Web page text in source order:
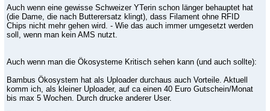
Auch wenn eine gewisse Schweizer YTerin schon länger behauptet hat
(die Dame, die nach Butterersatz klingt), dass Filament ohne RFID
Chips nicht mehr gehen wird. - Wie das auch immer umgesetzt werden
soll, wenn man kein AMS nutzt.
Auch wenn man die Ökosysteme Kritisch sehen kann (und auch sollte):
Bambus Ökosystem hat als Uploader durchaus auch Vorteile. Aktuell
komm ich, als kleiner Uploader, auf ca einen 40 Euro Gutschein/Monat
bis max 5 Wochen. Durch drucke anderer User.